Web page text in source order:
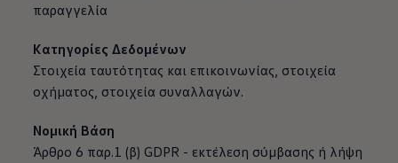
παραγγελία
Κατηγορίες Δεδομένων
Στοιχεία ταυτότητας και επικοινωνίας, στοιχεία
οχήματος, στοιχεία συναλλαγών.
Νομική Βάση
Άρθρο 6 παρ.1 (β) GDPR - εκτέλεση σύμβασης ή λήψη